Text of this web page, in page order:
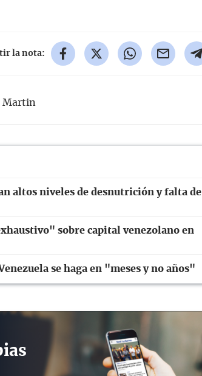
la nota:
Martin
altos niveles de desnutrición y falta de
sobre capital venezolano en
se haga en "meses y no años"